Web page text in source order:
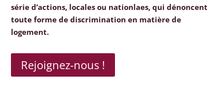
série d’actions, locales ou nationlaes, qui dénoncent
toute forme de discrimination en matière de
logement.
Rejoignez-nous !